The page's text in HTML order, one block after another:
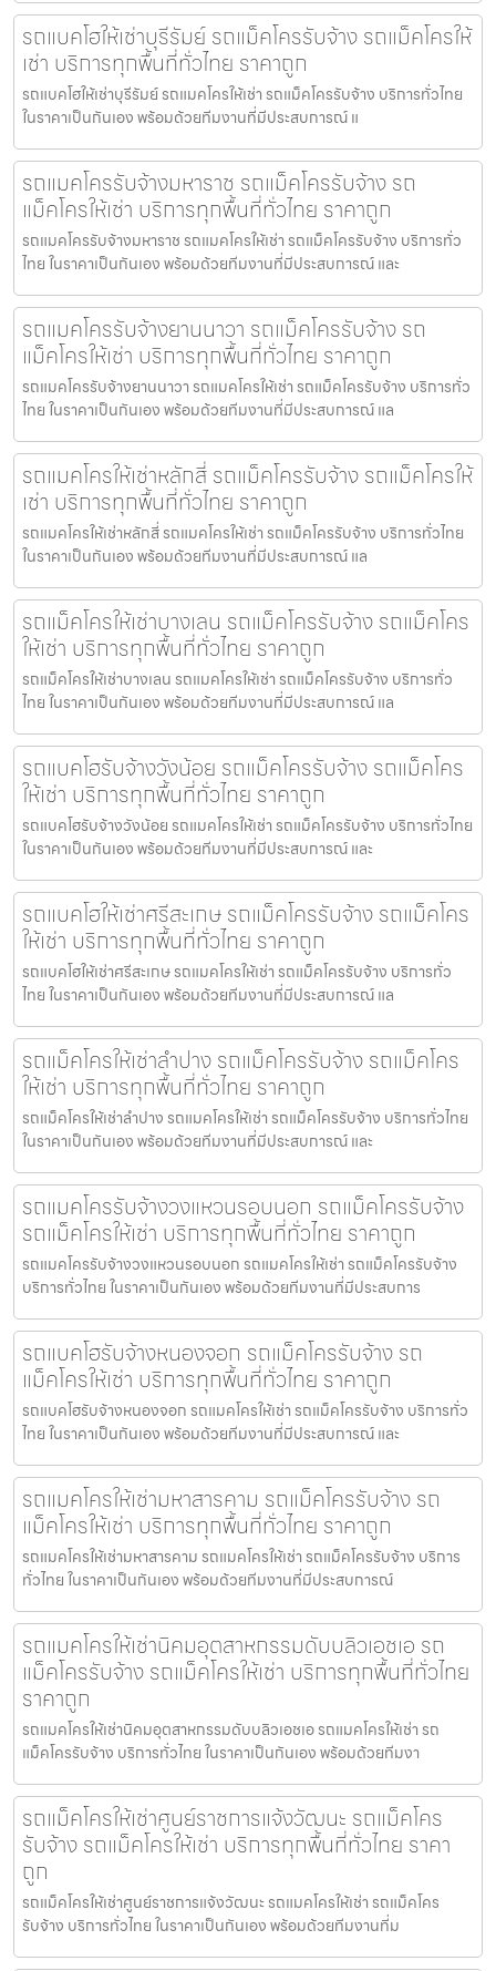
รถแบคโฮให้เช่าบุรีรัมย์ รถแม็คโครรับจ้าง รถแม็คโครให้
เช่า บริการทุกพื้นที่ทั่วไทย ราคาถูก
รถแบคโฮให้เช่าบุรีรัมย์ รถแมคโครให้เช่า รถแม็คโครรับจ้าง บริการทั่วไทย
ในราคาเป็นกันเอง พร้อมด้วยทีมงานที่มีประสบการณ์ แ
รถแมคโครรับจ้างมหาราช รถแม็คโครรับจ้าง รถ
แม็คโครให้เช่า บริการทุกพื้นที่ทั่วไทย ราคาถูก
รถแมคโครรับจ้างมหาราช รถแมคโครให้เช่า รถแม็คโครรับจ้าง บริการทั่ว
ไทย ในราคาเป็นกันเอง พร้อมด้วยทีมงานที่มีประสบการณ์ และ
รถแมคโครรับจ้างยานนาวา รถแม็คโครรับจ้าง รถ
แม็คโครให้เช่า บริการทุกพื้นที่ทั่วไทย ราคาถูก
รถแมคโครรับจ้างยานนาวา รถแมคโครให้เช่า รถแม็คโครรับจ้าง บริการทั่ว
ไทย ในราคาเป็นกันเอง พร้อมด้วยทีมงานที่มีประสบการณ์ แล
รถแมคโครให้เช่าหลักสี่ รถแม็คโครรับจ้าง รถแม็คโครให้
เช่า บริการทุกพื้นที่ทั่วไทย ราคาถูก
รถแมคโครให้เช่าหลักสี่ รถแมคโครให้เช่า รถแม็คโครรับจ้าง บริการทั่วไทย
ในราคาเป็นกันเอง พร้อมด้วยทีมงานที่มีประสบการณ์ แล
รถแม็คโครให้เช่าบางเลน รถแม็คโครรับจ้าง รถแม็คโคร
ให้เช่า บริการทุกพื้นที่ทั่วไทย ราคาถูก
รถแม็คโครให้เช่าบางเลน รถแมคโครให้เช่า รถแม็คโครรับจ้าง บริการทั่ว
ไทย ในราคาเป็นกันเอง พร้อมด้วยทีมงานที่มีประสบการณ์ แล
รถแบคโฮรับจ้างวังน้อย รถแม็คโครรับจ้าง รถแม็คโคร
ให้เช่า บริการทุกพื้นที่ทั่วไทย ราคาถูก
รถแบคโฮรับจ้างวังน้อย รถแมคโครให้เช่า รถแม็คโครรับจ้าง บริการทั่วไทย
ในราคาเป็นกันเอง พร้อมด้วยทีมงานที่มีประสบการณ์ และ
รถแบคโฮให้เช่าศรีสะเกษ รถแม็คโครรับจ้าง รถแม็คโคร
ให้เช่า บริการทุกพื้นที่ทั่วไทย ราคาถูก
รถแบคโฮให้เช่าศรีสะเกษ รถแมคโครให้เช่า รถแม็คโครรับจ้าง บริการทั่ว
ไทย ในราคาเป็นกันเอง พร้อมด้วยทีมงานที่มีประสบการณ์ แล
รถแม็คโครให้เช่าลำปาง รถแม็คโครรับจ้าง รถแม็คโคร
ให้เช่า บริการทุกพื้นที่ทั่วไทย ราคาถูก
รถแม็คโครให้เช่าลำปาง รถแมคโครให้เช่า รถแม็คโครรับจ้าง บริการทั่วไทย
ในราคาเป็นกันเอง พร้อมด้วยทีมงานที่มีประสบการณ์ และ
รถแมคโครรับจ้างวงแหวนรอบนอก รถแม็คโครรับจ้าง
รถแม็คโครให้เช่า บริการทุกพื้นที่ทั่วไทย ราคาถูก
รถแมคโครรับจ้างวงแหวนรอบนอก รถแมคโครให้เช่า รถแม็คโครรับจ้าง
บริการทั่วไทย ในราคาเป็นกันเอง พร้อมด้วยทีมงานที่มีประสบการ
รถแบคโฮรับจ้างหนองจอก รถแม็คโครรับจ้าง รถ
แม็คโครให้เช่า บริการทุกพื้นที่ทั่วไทย ราคาถูก
รถแบคโฮรับจ้างหนองจอก รถแมคโครให้เช่า รถแม็คโครรับจ้าง บริการทั่ว
ไทย ในราคาเป็นกันเอง พร้อมด้วยทีมงานที่มีประสบการณ์ และ
รถแมคโครให้เช่ามหาสารคาม รถแม็คโครรับจ้าง รถ
แม็คโครให้เช่า บริการทุกพื้นที่ทั่วไทย ราคาถูก
รถแมคโครให้เช่ามหาสารคาม รถแมคโครให้เช่า รถแม็คโครรับจ้าง บริการ
ทั่วไทย ในราคาเป็นกันเอง พร้อมด้วยทีมงานที่มีประสบการณ์
รถแมคโครให้เช่านิคมอุตสาหกรรมดับบลิวเอชเอ รถ
แม็คโครรับจ้าง รถแม็คโครให้เช่า บริการทุกพื้นที่ทั่วไทย
ราคาถูก
รถแมคโครให้เช่านิคมอุตสาหกรรมดับบลิวเอชเอ รถแมคโครให้เช่า รถ
แม็คโครรับจ้าง บริการทั่วไทย ในราคาเป็นกันเอง พร้อมด้วยทีมงา
รถแม็คโครให้เช่าศูนย์ราชการแจ้งวัฒนะ รถแม็คโคร
รับจ้าง รถแม็คโครให้เช่า บริการทุกพื้นที่ทั่วไทย ราคา
ถูก
รถแม็คโครให้เช่าศูนย์ราชการแจ้งวัฒนะ รถแมคโครให้เช่า รถแม็คโคร
รับจ้าง บริการทั่วไทย ในราคาเป็นกันเอง พร้อมด้วยทีมงานที่ม